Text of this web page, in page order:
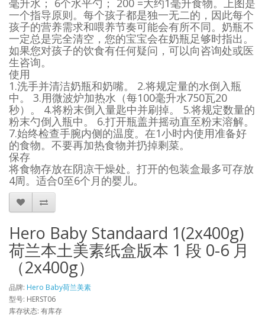
毫升水； 6个水平勺； 200 =大约1毫升食物。上图是
一个指导原则。每个孩子都是独一无二的，因此每个
孩子的营养需求和喂养节奏可能会有所不同。奶瓶不
一定总是完全清空，您的宝宝会在奶瓶足够时指出。
如果您对孩子的饮食有任何疑问，可以向咨询处或医
生咨询。
使用
1.洗手并清洁奶瓶和奶嘴。 2.将规定量的水倒入瓶
中。 3.用微波炉加热水（每100毫升水750瓦20
秒）。 4.将粉末倒入量匙中并刷掉。 5.将规定数量的
粉末勺倒入瓶中。 6.打开瓶盖并摇动直至粉末溶解。
7.始终检查手腕内侧的温度。在1小时内使用准备好
的食物。不要再加热食物并扔掉剩菜。
保存
将食物存放在阴凉干燥处。打开的包装盒最多可存放
4周。适合0至6个月的婴儿。
Hero Baby Standaard 1(2x400g)
荷兰本土美素纸盒版本 1 段 0-6 月
（2x400g）
品牌: Hero Baby荷兰美素
型号: HERST06
库存状态: 有库存